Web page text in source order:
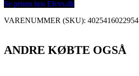
Se prisen hos Elvvs.dk
VARENUMMER (SKU): 4025416022954
ANDRE KØBTE OGSÅ